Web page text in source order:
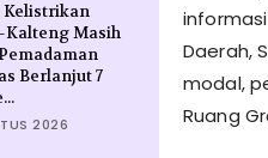
Kelistrikan
Masih
Berlanjut 7
2026
Daerah,
modal,
Ruang